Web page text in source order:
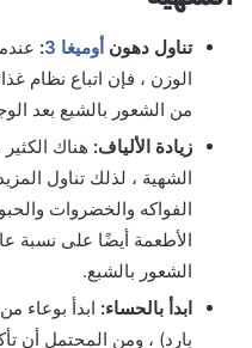
تناول دهون أوميغا 3 :
من الشعور بالشبع بعد
زيادة الألياف: هناك
الشهية ، لذلك تناول
الفواكه والخضروات
الأطعمة أيضًا على نسبة
الشعور بالشبع.
ابدأ بالحساء: ابدأ بوعاء
بارد) ، ومن المحتمل أن